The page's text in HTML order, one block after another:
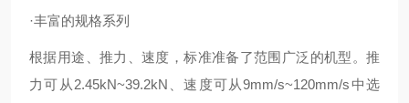
·丰富的规格系列
根据用途、推力、速度，标准准备了范围广泛的机型。推
力可从2.45kN~39.2kN、速度可从9mm/s~120mm/s中选